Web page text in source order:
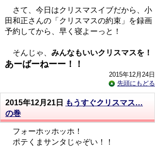
さて、今日はクリスマスイブだから、小
田和正さんの「クリスマスの約束」を録画
予約してから、早く寝よーっと！
そんじゃ、 みんなもいいクリスマスを！
あーばーねーー！！
2015年12月24日
先頭にもどる
2015年12月21日
もうすぐクリスマス…
の巻
フォーホッホッホ！
ポテくまサンタじゃぞい！！